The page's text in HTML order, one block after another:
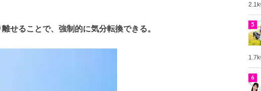
せることで、強制的に気分転換できる。
2.1k